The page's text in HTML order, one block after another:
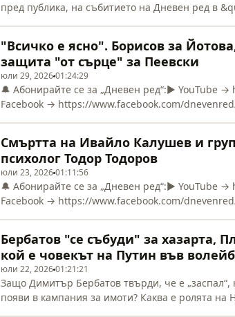
пред публика, на събитието на Дневен ред в
борба с организираната престъпност,
и от публиката. Никой, дори водещите, не зн
"Всичко е ясно". Борисов за
защита "от сърце" за Пеевски
юли 29, 202601:24:29
🔔 Абонирайте се за „Дневен ред“:▶️ YouTube
Facebook → https://www.facebook.com/
https://patreon.com/DnevenRed💳 Stripe →
Смъртта на Ивайло Калушев и
психолог Тодор Тодоров
юли 23, 202601:11:56
🔔 Абонирайте се за „Дневен ред“:▶️ YouTube
Facebook → https://www.facebook.com/
https://patreon.com/DnevenRed💳 Stripe →
Бербатов "се събуди" за хазарта,
кой е човекът на Путин във
юли 22, 202601:21:21
Защо Димитър Бербатов твърди, че е „заспал“,
появи в кампания за имоти? Каква е ролята